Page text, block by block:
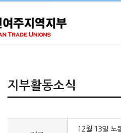
지부활동소식
12월 13일 노